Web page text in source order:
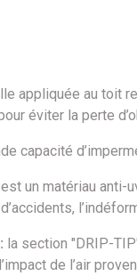
appliquée au toit
éviter la perte
capacité
un matériau anti-
la section "DRIP-
de l’air